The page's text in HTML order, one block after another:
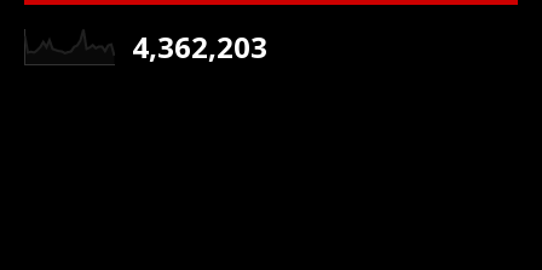
4,362,203